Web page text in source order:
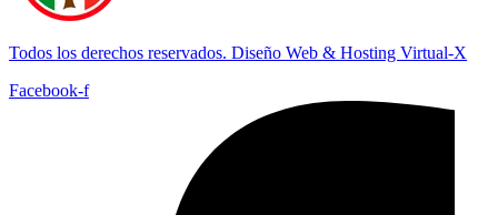
Todos los derechos reservados. Diseño Web & Hosting Virtual-X
Facebook-f